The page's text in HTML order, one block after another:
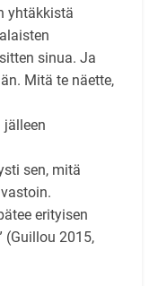
yhtäkkistä
sinua. Ja
Mitä te näette,
sen, mitä
erityisen
(Guillou 2015,